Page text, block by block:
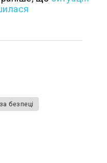
безпеці